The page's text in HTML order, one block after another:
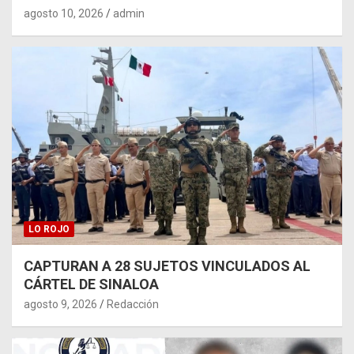
agosto 10, 2026 admin
LO ROJO
CAPTURAN A 28 SUJETOS VINCULADOS AL
CÁRTEL DE SINALOA
agosto 9, 2026 Redacción